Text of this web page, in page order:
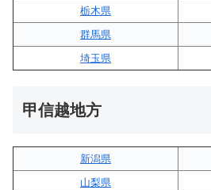
栃木県
群馬県
埼玉県
甲信越地方
新潟県
山梨県